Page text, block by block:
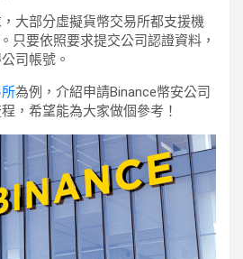
大部分虛擬貨幣交易所都支援機
只要依照要求提交公司認證資料，
司帳號。
為例，介紹申請Binance幣安公司
，希望能為大家做個參考！